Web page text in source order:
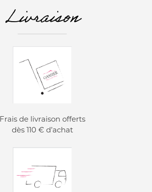
Livraison
Frais de livraison offerts
dès 110 € d’achat